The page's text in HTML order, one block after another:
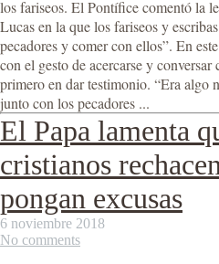
los fariseos. El Pontífice comentó la
Lucas en la que los fariseos y
pecadores y comer con ellos”. En
con el gesto de acercarse y
primero en dar testimonio. “Era algo
junto con los pecadores ...
El Papa lamenta
cristianos
pongan excusas
6 noviembre 2018
No comments